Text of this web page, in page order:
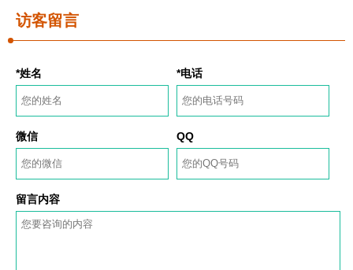
访客留言
*姓名 *电话
微信 QQ
留言内容